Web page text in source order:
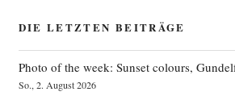
DIE LETZTEN BEITRÄGE
Photo of the week: Sunset colours,
So., 2. August 2026